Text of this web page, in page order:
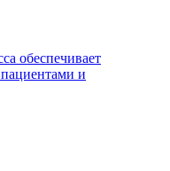
обеспечивает
и